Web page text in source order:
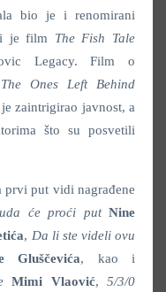
bio je i renomirani
je film The Fish Tale
Legacy. Film o
The Ones Left Behind
zaintrigirao javnost, a
što su posvetili
prvi put vidi nagrađene
će proći put Nine
, Da li ste videli ovu
Gluščevića, kao i
Mimi Vlaović, 5/3/0